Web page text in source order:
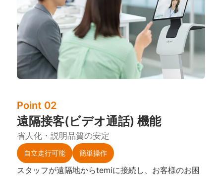
Point 02
遠隔接客(ビデオ通話) 機能
省人化・説明品質の安定
自立走行可能 簡単操作
スタッフが遠隔地からtemiに接続し、お客様のお困